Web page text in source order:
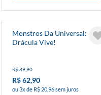
Monstros Da Universal:
Drácula Vive!
R$ 89,90
R$ 62,90
ou 3x de R$ 20,96 sem juros